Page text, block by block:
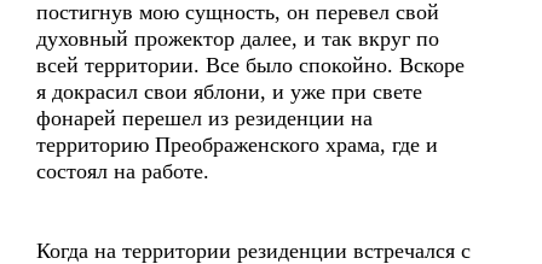
постигнув мою сущность, он перевел свой
духовный прожектор далее, и так вкруг по
всей территории. Все было спокойно. Вскоре
я докрасил свои яблони, и уже при свете
фонарей перешел из резиденции на
территорию Преображенского храма, где и
состоял на работе.
Когда на территории резиденции встречался с